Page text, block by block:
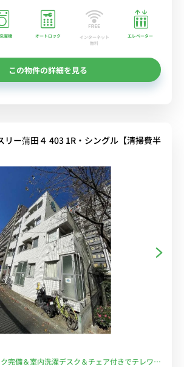
濯機 オートロック
インターネット
無料
エレベーター
この物件の詳細を見る
リー蒲田４ 403 1R・シングル【清掃費半
完備＆室内洗濯デスク＆チェア付きでテレワー